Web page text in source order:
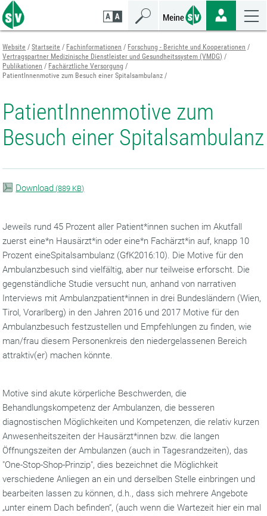
Zum
Seiteninhalt
springen
Zur
Navigation
springen
Zur
Mobilen
Navigation
springen
Website Startseite Fachinformationen
Forschung - Berichte und Kooperationen
Vertragspartner Medizinische Dienstleister und Gesundheitssystem (VMDG)
Publikationen
Fachärztliche Versorgung
PatientInnenmotive zum Besuch einer Spitalsambulanz
PatientInnenmotive zum
Besuch einer Spitalsambulanz
Download (889 KB)
Jeweils rund 45 Prozent aller Patient*innen suchen im Akutfall
zuerst eine*n Hausärzt*in oder eine*n Fachärzt*in auf, knapp 10
Prozent eineSpitalsambulanz (GfK2016:10). Die Motive für den
Ambulanzbesuch sind vielfältig, aber nur teilweise erforscht. Die
gegenständliche Studie versucht nun, anhand von narrativen
Interviews mit Ambulanzpatient*innen in drei Bundesländern (Wien,
Tirol, Vorarlberg) in den Jahren 2016 und 2017 Motive für den
Ambulanzbesuch festzustellen und Empfehlungen zu finden, wie
man/frau diesem Personenkreis den niedergelassenen Bereich
attraktiv(er) machen könnte.
Motive sind akute körperliche Beschwerden, die
Behandlungskompetenz der Ambulanzen, die besseren
diagnostischen Möglichkeiten und Kompetenzen, die relativ kurzen
Anwesenheitszeiten der Hausärzt*innen bzw. die langen
Öffnungszeiten der Ambulanzen (auch in Tagesrandzeiten), das
"One-Stop-Shop-Prinzip", dies bezeichnet die Möglichkeit
verschiedene Anliegen an ein und derselben Stelle einbringen und
bearbeiten lassen zu können, d.h., dass sich mehrere Angebote
„unter einem Dach befinden“, (auch wenn die Wartezeit hier ein mal